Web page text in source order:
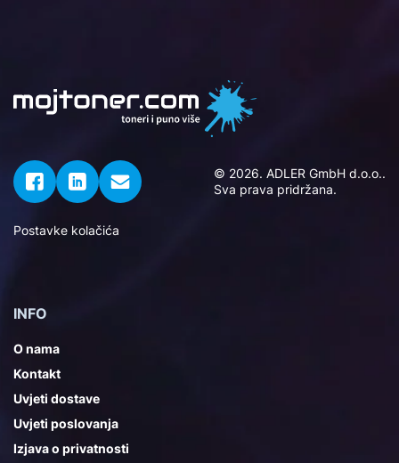
© 2026. ADLER GmbH d.o.o..
Sva prava pridržana.
Postavke kolačića
INFO
O nama
Kontakt
Uvjeti dostave
Uvjeti poslovanja
Izjava o privatnosti